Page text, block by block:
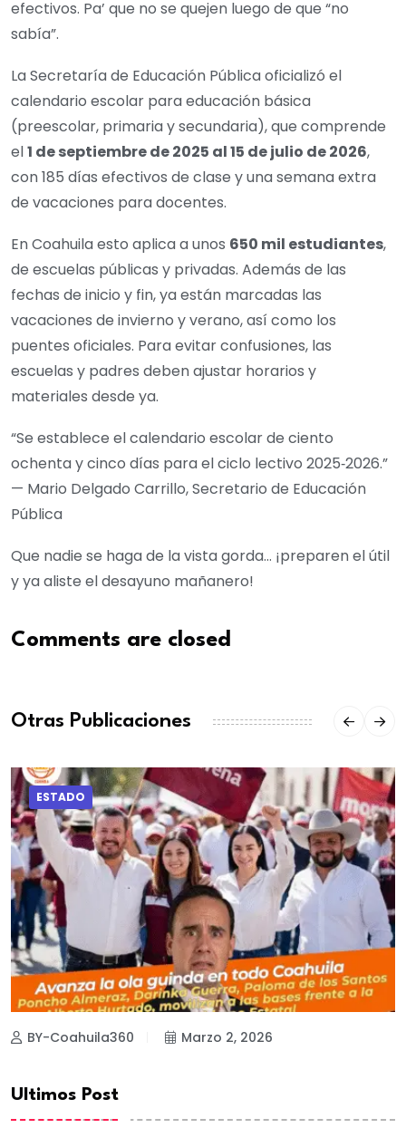
efectivos. Pa’ que no se quejen luego de que “no
sabía”.
La Secretaría de Educación Pública oficializó el
calendario escolar para educación básica
(preescolar, primaria y secundaria), que comprende
el1 de septiembre de 2025 al 15 de julio de 2026,
con 185 días efectivos de clase y una semana extra
de vacaciones para docentes.
En Coahuila esto aplica a unos 650 mil estudiantes,
de escuelas públicas y privadas. Además de las
fechas de inicio y fin, ya están marcadas las
vacaciones de invierno y verano, así como los
puentes oficiales. Para evitar confusiones, las
escuelas y padres deben ajustar horarios y
materiales desde ya.
“Se establece el calendario escolar de ciento
ochenta y cinco días para el ciclo lectivo 2025‑2026.”
— Mario Delgado Carrillo, Secretario de Educación
Pública
Que nadie se haga de la vista gorda… ¡preparen el útil
y ya aliste el desayuno mañanero!
Comments are closed
Otras Publicaciones
ESTADO
BY-Coahuila360 Marzo 2, 2026
Ultimos Post